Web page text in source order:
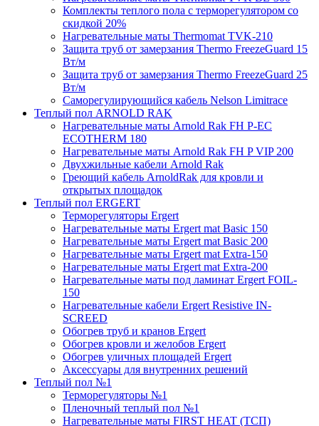
Комплекты теплого пола с терморегулятором со
скидкой 20%
Нагревательные маты Thermomat TVK-210
Защита труб от замерзания Thermo FreezeGuard 15
Вт/м
Защита труб от замерзания Thermo FreezeGuard 25
Вт/м
Саморегулирующийся кабель Nelson Limitrace
Теплый пол ARNOLD RAK
Нагревательные маты Arnold Rak FH P-EC
ECOTHERM 180
Нагревательные маты Arnold Rak FH P VIP 200
Двухжильные кабели Arnold Rak
Греющий кабель ArnoldRak для кровли и
открытых площадок
Теплый пол ERGERT
Терморегуляторы Ergert
Нагревательные маты Ergert mat Basic 150
Нагревательные маты Ergert mat Basic 200
Нагревательные маты Ergert mat Extra-150
Нагревательные маты Ergert mat Extra-200
Нагревательные маты под ламинат Ergert FOIL-
150
Нагревательные кабели Ergert Resistive IN-
SCREED
Обогрев труб и кранов Ergert
Обогрев кровли и желобов Ergert
Обогрев уличных площадей Ergert
Аксессуары для внутренних решений
Теплый пол №1
Терморегуляторы №1
Пленочный теплый пол №1
Нагревательные маты FIRST HEAT (ТСП)